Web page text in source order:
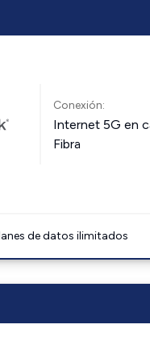
Conexión:
Internet 5G en
Fibra
de datos ilimitados